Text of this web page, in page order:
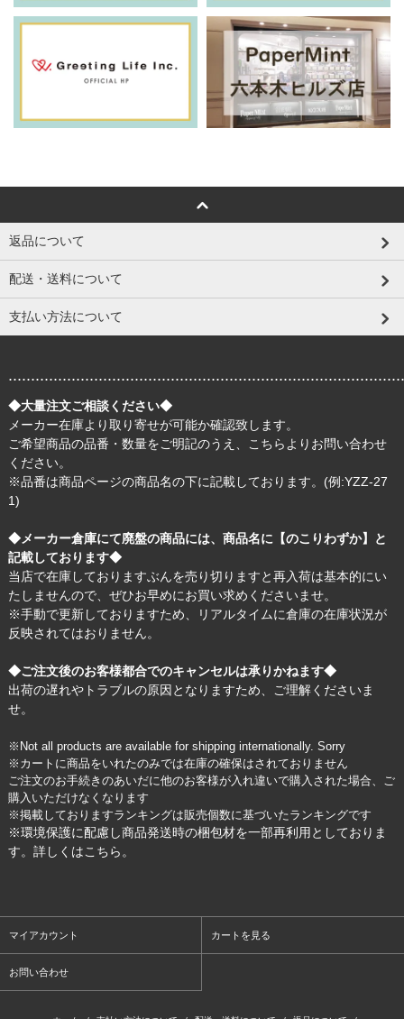
返品について
配送・送料について
支払い方法について
◆大量注文ご相談ください◆
メーカー在庫より取り寄せが可能か確認致します。
ご希望商品の品番・数量をご明記のうえ、
こちら よりお問い合わせ
ください。
※品番は商品ページの商品名の下に記載しております。(例:YZZ-27
1)
◆メーカー倉庫にて廃盤の商品には、商品名に【のこりわずか】と
記載しております◆
当店で在庫しておりますぶんを売り切りますと再入荷は基本的にい
たしませんので、ぜひお早めにお買い求めくださいませ。
※手動で更新しておりますため、リアルタイムに倉庫の在庫状況が
反映されてはおりません。
◆ご注文後のお客様都合でのキャンセルは承りかねます◆
出荷の遅れやトラブルの原因となりますため、ご理解くださいま
せ。
※Not all products are available for shipping internationally. Sorry
※カートに商品をいれたのみでは在庫の確保はされておりません
ご注文のお手続きのあいだに他のお客様が入れ違いで購入された場合、ご
購入いただけなくなります
※掲載しておりますランキングは販売個数に基づいたランキングです
※環境保護に配慮し商品発送時の梱包材を一部再利用としておりま
す。詳しくはこちら 。
マイアカウント カートを見る
お問い合わせ